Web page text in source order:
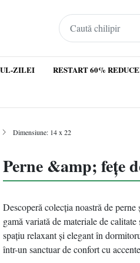
ZILEI RESTART 60%
Dimensiune: 14 x 22
Perne &amp; fețe
Descoperă colecția noastră de
gamă variată de materiale de
spațiu relaxant și elegant în
într-un sanctuar de confort cu